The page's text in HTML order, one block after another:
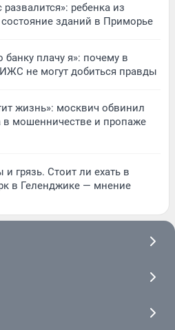
ребенка из
зданий в Приморье
плачу я»: почему в
не могут добиться правды
жизнь»: москвич обвинил
в мошенничестве и пропаже
грязь. Стоит ли ехать в
в Геленджике — мнение